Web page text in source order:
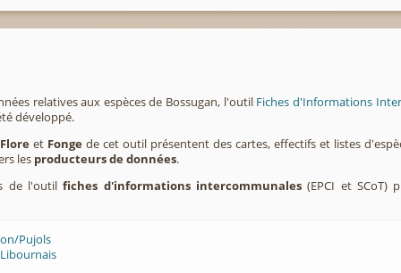
relatives aux espèces de Bossugan, l'outil Fiches d'Informations
développé.
Flore et Fonge de cet outil présentent des cartes, effectifs et listes
les producteurs de données.
de l'outilfiches d'informations intercommunales(EPCI et SCoT)
Pujols
Libournais